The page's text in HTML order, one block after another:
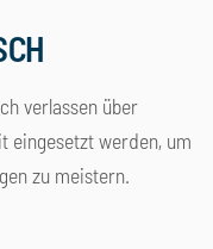
verlassen über
eingesetzt werden, um
zu meistern.